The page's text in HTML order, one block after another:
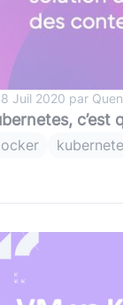
Juil 2020 par
c’est